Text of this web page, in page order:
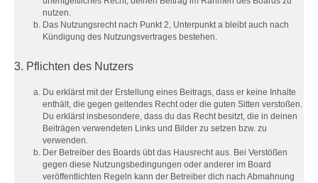
nutzen.
Das Nutzungsrecht nach Punkt 2, Unterpunkt a bleibt auch nach
Kündigung des Nutzungsvertrages bestehen.
3. Pflichten des Nutzers
Du erklärst mit der Erstellung eines Beitrags, dass er keine Inhalte
enthält, die gegen geltendes Recht oder die guten Sitten verstoßen.
Du erklärst insbesondere, dass du das Recht besitzt, die in deinen
Beiträgen verwendeten Links und Bilder zu setzen bzw. zu
verwenden.
Der Betreiber des Boards übt das Hausrecht aus. Bei Verstößen
gegen diese Nutzungsbedingungen oder anderer im Board
veröffentlichten Regeln kann der Betreiber dich nach Abmahnung